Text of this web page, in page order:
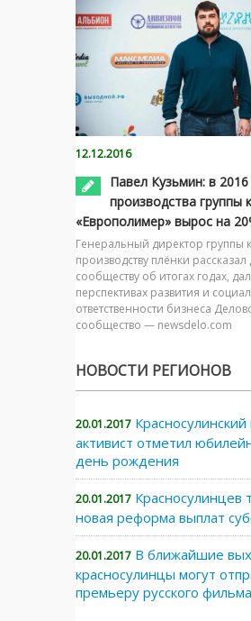
12.12.2016
Павел Кузьмин: в
производства группы
«Европолимер» вырос на
Генеральный директор группы
производству плёнки
сообществу об итогах годах,
перспективах развития и
ответственности бизнеса
сообщество — newsdelo.com
НОВОСТИ РЕГИОНОВ
20.01.2017
активист отметил
день рождения
20.01.2017 Красносулинцев
новая реформа выплат
20.01.2017 В ближайшие
красносулинцы могут
премьеру русского